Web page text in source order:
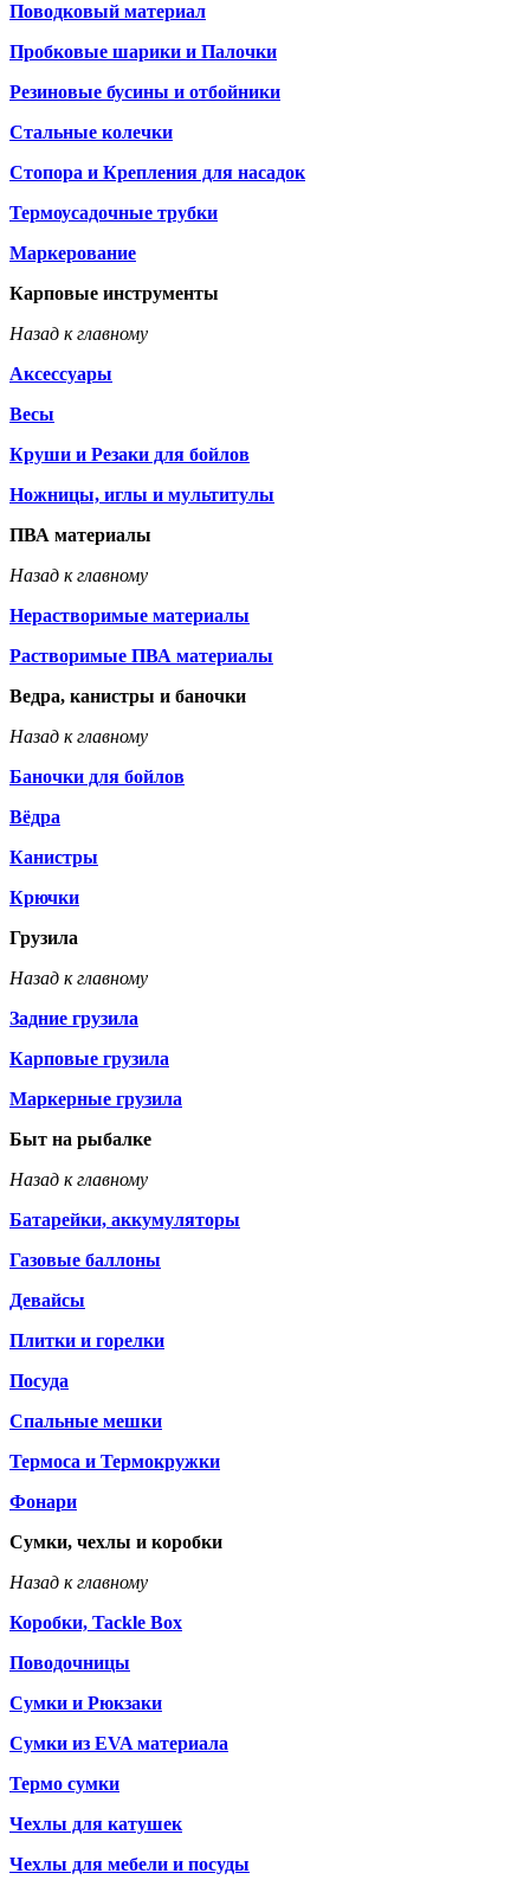
Поводковый материал
Пробковые шарики и Палочки
Резиновые бусины и отбойники
Стальные колечки
Стопора и Крепления для насадок
Термоусадочные трубки
Маркерование
Карповые инструменты
Назад к главному
Аксессуары
Весы
Круши и Резаки для бойлов
Ножницы, иглы и мультитулы
ПВА материалы
Назад к главному
Нерастворимые материалы
Растворимые ПВА материалы
Ведра, канистры и баночки
Назад к главному
Баночки для бойлов
Вёдра
Канистры
Крючки
Грузила
Назад к главному
Задние грузила
Карповые грузила
Маркерные грузила
Быт на рыбалке
Назад к главному
Батарейки, аккумуляторы
Газовые баллоны
Девайсы
Плитки и горелки
Посуда
Спальные мешки
Термоса и Термокружки
Фонари
Сумки, чехлы и коробки
Назад к главному
Коробки, Tackle Box
Поводочницы
Сумки и Рюкзаки
Сумки из EVA материала
Термо сумки
Чехлы для катушек
Чехлы для мебели и посуды